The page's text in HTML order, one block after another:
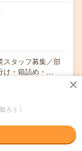
スタッフ募集／部
け・箱詰め・…
ル不要 / 英語力
歓迎！〇フリー
ろう！